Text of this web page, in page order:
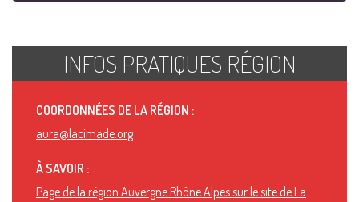
INFOS PRATIQUES RÉGION
COORDONNÉES DE LA RÉGION :
aura@lacimade.org
À SAVOIR :
Page de la région Auvergne Rhône Alpes sur le site de La